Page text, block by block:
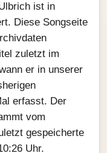
ist in
Diese Songseite
zuletzt im
er in unserer
erfasst. Der
vom
gespeicherte
Uhr.